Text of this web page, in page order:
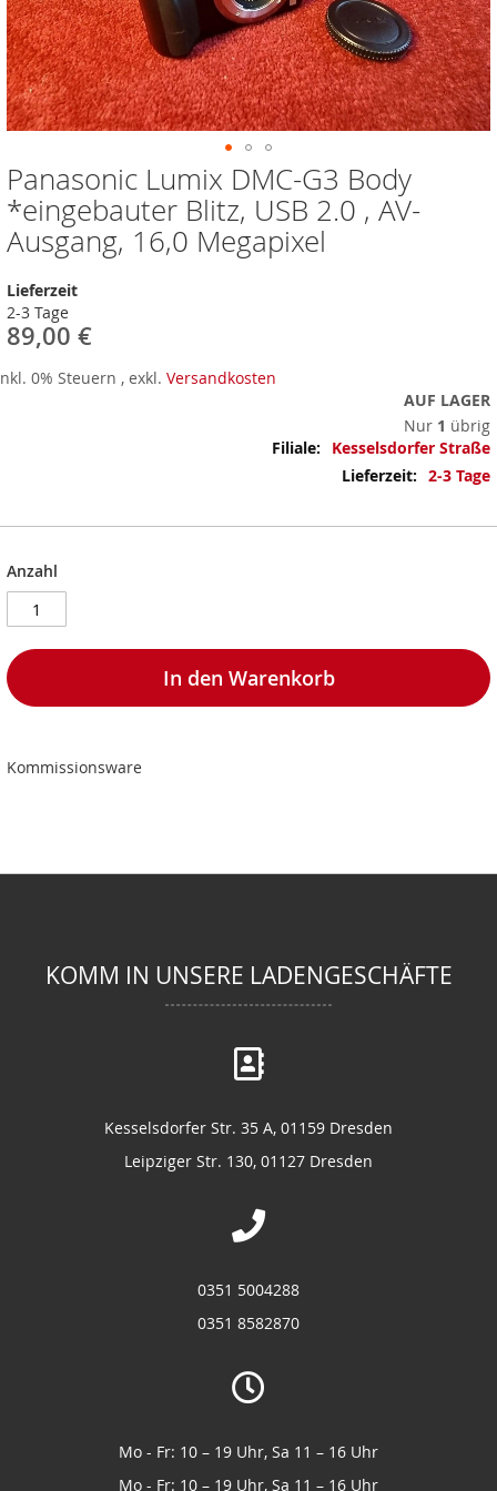
Panasonic Lumix DMC-G3 Body
*eingebauter Blitz, USB 2.0 , AV-
Ausgang, 16,0 Megapixel
Lieferzeit
2-3 Tage
89,00 €
0% Steuern , exkl. Versandkosten
AUF LAGER
Nur 1 übrig
Mehr
Informationen
Kesselsdorfer Straße
2-3 Tage
Anzahl
In den Warenkorb
Kommissionsware
Zum
Anfang
der
Bildergalerie
springen
KOMM IN UNSERE LADENGESCHÄFTE
Kesselsdorfer Str. 35 A, 01159 Dresden
Leipziger Str. 130, 01127 Dresden
0351 5004288
0351 8582870
Mo - Fr: 10 – 19 Uhr, Sa 11 – 16 Uhr
Mo - Fr: 10 – 19 Uhr, Sa 11 – 16 Uhr